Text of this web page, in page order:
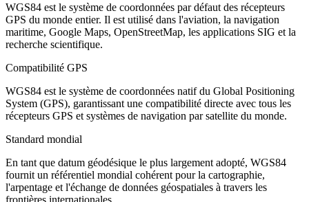
WGS84 est le système de coordonnées par défaut des récepteurs
GPS du monde entier. Il est utilisé dans l'aviation, la navigation
maritime, Google Maps, OpenStreetMap, les applications SIG et la
recherche scientifique.
Compatibilité GPS
WGS84 est le système de coordonnées natif du Global Positioning
System (GPS), garantissant une compatibilité directe avec tous les
récepteurs GPS et systèmes de navigation par satellite du monde.
Standard mondial
En tant que datum géodésique le plus largement adopté, WGS84
fournit un référentiel mondial cohérent pour la cartographie,
l'arpentage et l'échange de données géospatiales à travers les
frontières internationales.